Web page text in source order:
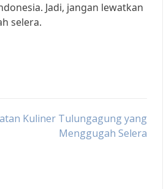
Jadi, jangan lewatkan
selera.
Kuliner Tulungagung yang
Menggugah Selera